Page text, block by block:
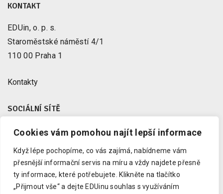
Cookies vám pomohou najít lepší informace
Když lépe pochopíme, co vás zajímá, nabídneme vám
přesnější informační servis na míru a vždy najdete přesně
ty informace, které potřebujete.
Klikněte na tlačítko
„Přijmout vše“ a dejte EDUinu souhlas s využíváním
KONTAKT
EDUin, o. p. s.
Staroměstské náměstí 4/1
110 00 Praha 1
Kontakty
SOCIÁLNÍ SÍTĚ
Facebook
Instagram
Youtube
LinkedIn